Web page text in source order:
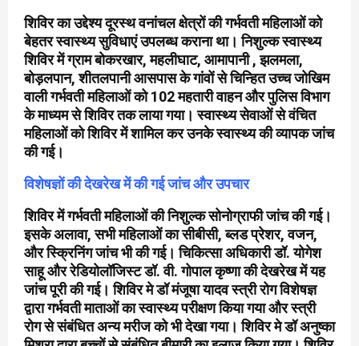
शिविर का उद्देश्य दूरस्थ वनांचल क्षेत्रों की गर्भवती महिलाओं को
बेहतर स्वास्थ्य सुविधाएं उपलब्ध कराना था। निशुल्क स्वास्थ्य
शिविर में ग्राम बोकरखार, महलीघाट, आमापानी , झलमला,
बोड़लपान, शीतलपानी आसपास के गांवों से चिन्हित उच्च जोखिम
वाली गर्भवती महिलाओं को 102 महतारी वाहन और पुलिस विभाग
के माध्यम से शिविर तक लाया गया। स्वास्थ्य सेवाओं से वंचित
महिलाओं को शिविर में शामिल कर उनके स्वास्थ्य की व्यापक जांच
की गई।
विशेषज्ञों की देखरेख में की गई जांच और उपचार
शिविर में गर्भवती महिलाओं की निशुल्क सोनोग्राफी जांच की गई।
इसके अलावा, सभी महिलाओं का सीबीसी, ब्लड प्रेशर, वजन,
और स्क्रिनिंग जांच भी की गई। चिकित्सा अधिकारी डॉ. योगेश
साहू और रेडियोलॉजिस्ट डॉ. वी. गोपाल कृष्णा की देखरेख में यह
जांच पूरी की गई। शिविर मे डॉ मंजूषा यादव स्त्री रोग विशेषज्ञ
द्वारा गर्भवती माताओं का स्वास्थ्य परीक्षण किया गया और स्त्री
रोग से संबंधित अन्य मरीज को भी देखा गया। शिविर मे डॉ अनुष्का